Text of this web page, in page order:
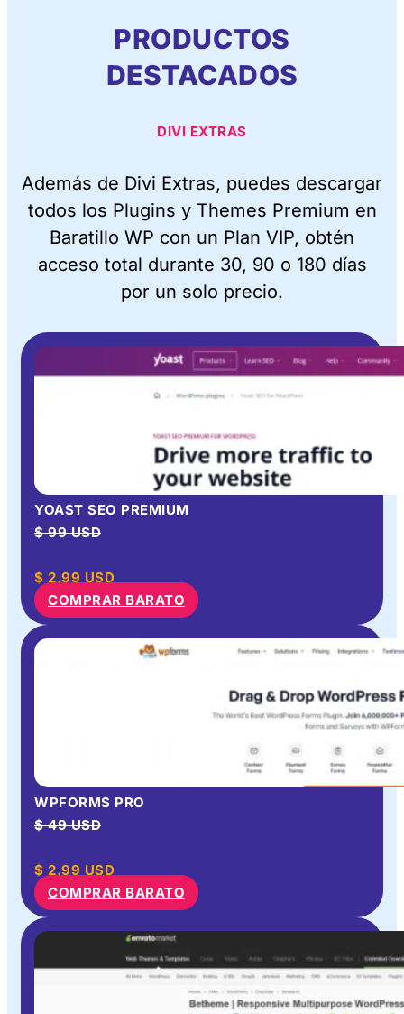
PRODUCTOS
DESTACADOS
DIVI EXTRAS
Además de Divi Extras, puedes descargar
todos los Plugins y Themes Premium en
Baratillo WP con un Plan VIP, obtén
acceso total durante 30, 90 o 180 días
por un solo precio.
YOAST SEO PREMIUM
$ 99 USD
$ 2.99 USD
COMPRAR BARATO
WPFORMS PRO
$ 49 USD
$ 2.99 USD
COMPRAR BARATO